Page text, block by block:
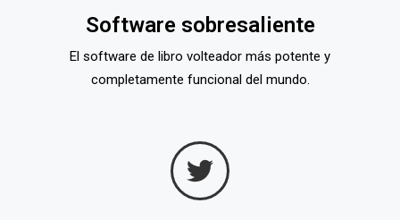
Software sobresaliente
El software de libro volteador más potente y
completamente funcional del mundo.